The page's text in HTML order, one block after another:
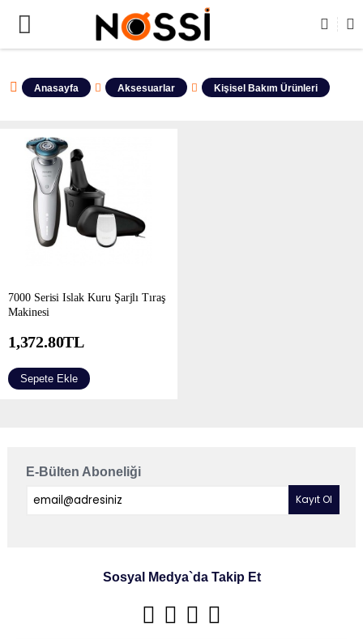
TAMAMI DEMODUR SATIŞA KAPALIDIR !
Anasayfa Aksesuarlar Kişisel Bakım Ürünleri
7000 Serisi Islak Kuru Şarjlı Tıraş
Makinesi
1,372.80TL
Sepete Ekle
E-Bülten Aboneliği
Sosyal Medya`da Takip Et